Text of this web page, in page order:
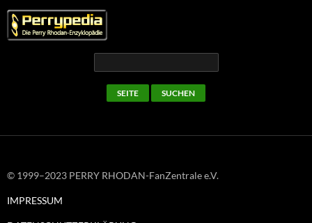
© 1999–2023 PERRY RHODAN-FanZentrale e.V.
IMPRESSUM